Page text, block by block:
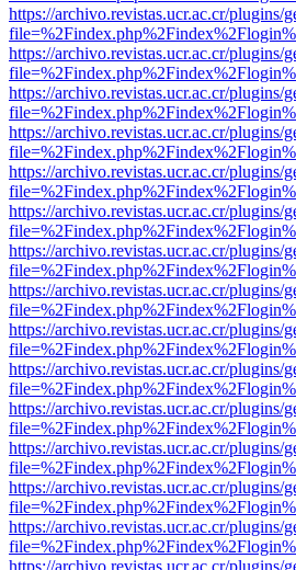
https://archivo.revistas.ucr.ac.cr/
https://archivo.revistas.ucr.ac.cr/
https://archivo.revistas.ucr.ac.cr/
https://archivo.revistas.ucr.ac.cr/
https://archivo.revistas.ucr.ac.cr/
https://archivo.revistas.ucr.ac.cr/
https://archivo.revistas.ucr.ac.cr/
https://archivo.revistas.ucr.ac.cr/
https://archivo.revistas.ucr.ac.cr/
https://archivo.revistas.ucr.ac.cr/
https://archivo.revistas.ucr.ac.cr/
https://archivo.revistas.ucr.ac.cr/
https://archivo.revistas.ucr.ac.cr/
https://archivo.revistas.ucr.ac.cr/
https://archivo.revistas.ucr.ac.cr/